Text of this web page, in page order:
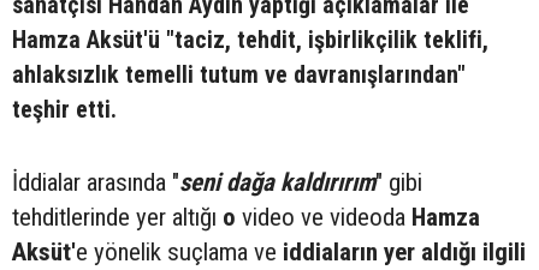
Hamza Aksüt'ü "taciz, tehdit, işbirlikçilik teklifi,
ahlaksızlık temelli tutum ve davranışlarından"
teşhir etti.
İddialar arasında "seni dağa kaldırırım" gibi
tehditlerinde yer altığı o video ve videoda Hamza
Aksüt'e yönelik suçlama ve iddiaların yer aldığı ilgili